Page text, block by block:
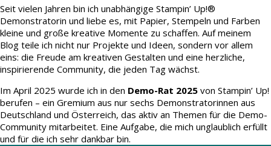
Seit vielen Jahren bin ich unabhängige Stampin’ Up!®
Demonstratorin und liebe es, mit Papier, Stempeln und Farben
kleine und große kreative Momente zu schaffen. Auf meinem
Blog teile ich nicht nur Projekte und Ideen, sondern vor allem
eins: die Freude am kreativen Gestalten und eine herzliche,
inspirierende Community, die jeden Tag wächst.
Im April 2025 wurde ich in den Demo-Rat 2025 von Stampin’ Up!
berufen – ein Gremium aus nur sechs Demonstratorinnen aus
Deutschland und Österreich, das aktiv an Themen für die Demo-
Community mitarbeitet. Eine Aufgabe, die mich unglaublich erfüllt
und für die ich sehr dankbar bin.